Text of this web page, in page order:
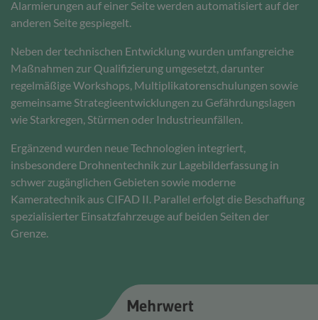
Alarmierungen auf einer Seite werden automatisiert auf der
anderen Seite gespiegelt.
Neben der technischen Entwicklung wurden umfangreiche
Maßnahmen zur Qualifizierung umgesetzt, darunter
regelmäßige Workshops, Multiplikatorenschulungen sowie
gemeinsame Strategieentwicklungen zu Gefährdungslagen
wie Starkregen, Stürmen oder Industrieunfällen.
Ergänzend wurden neue Technologien integriert,
insbesondere Drohnentechnik zur Lagebilderfassung in
schwer zugänglichen Gebieten sowie moderne
Kameratechnik aus CIFAD II. Parallel erfolgt die Beschaffung
spezialisierter Einsatzfahrzeuge auf beiden Seiten der
Grenze.
Mehrwert